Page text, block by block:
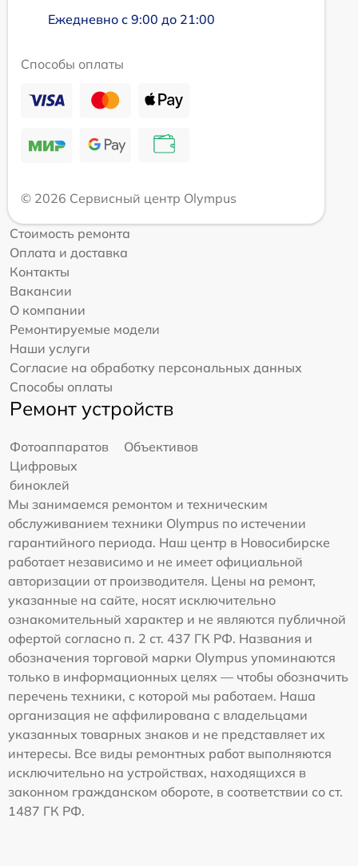
Ежедневно с 9:00 до 21:00
Способы оплаты
© 2026 Сервисный центр Olympus
Стоимость ремонта
Оплата и доставка
Контакты
Вакансии
О компании
Ремонтируемые модели
Наши услуги
Согласие на обработку персональных данных
Способы оплаты
Ремонт устройств
Фотоаппаратов
Объективов
Цифровых
биноклей
Мы занимаемся ремонтом и техническим
обслуживанием техники Olympus по истечении
гарантийного периода. Наш центр в Новосибирске
работает независимо и не имеет официальной
авторизации от производителя. Цены на ремонт,
указанные на сайте, носят исключительно
ознакомительный характер и не являются публичной
офертой согласно п. 2 ст. 437 ГК РФ. Названия и
обозначения торговой марки Olympus упоминаются
только в информационных целях — чтобы обозначить
перечень техники, с которой мы работаем. Наша
организация не аффилирована с владельцами
указанных товарных знаков и не представляет их
интересы. Все виды ремонтных работ выполняются
исключительно на устройствах, находящихся в
законном гражданском обороте, в соответствии со ст.
1487 ГК РФ.